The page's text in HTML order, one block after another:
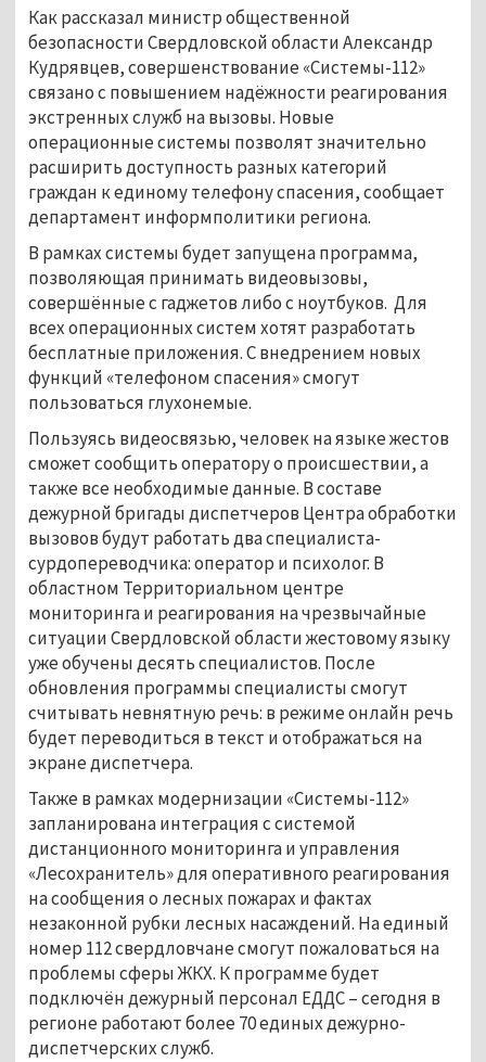
Как рассказал министр общественной
безопасности Свердловской области Александр
Кудрявцев, совершенствование «Системы-112»
связано с повышением надёжности реагирования
экстренных служб на вызовы. Новые
операционные системы позволят значительно
расширить доступность разных категорий
граждан к единому телефону спасения, сообщает
департамент информполитики региона.
В рамках системы будет запущена программа,
позволяющая принимать видеовызовы,
совершённые с гаджетов либо с ноутбуков. Для
всех операционных систем хотят разработать
бесплатные приложения. С внедрением новых
функций «телефоном спасения» смогут
пользоваться глухонемые.
Пользуясь видеосвязью, человек на языке жестов
сможет сообщить оператору о происшествии, а
также все необходимые данные. В составе
дежурной бригады диспетчеров Центра обработки
вызовов будут работать два специалиста-
сурдопереводчика: оператор и психолог. В
областном Территориальном центре
мониторинга и реагирования на чрезвычайные
ситуации Свердловской области жестовому языку
уже обучены десять специалистов. После
обновления программы специалисты смогут
считывать невнятную речь: в режиме онлайн речь
будет переводиться в текст и отображаться на
экране диспетчера.
Также в рамках модернизации «Системы-112»
запланирована интеграция с системой
дистанционного мониторинга и управления
«Лесохранитель» для оперативного реагирования
на сообщения о лесных пожарах и фактах
незаконной рубки лесных насаждений. На единый
номер 112 свердловчане смогут пожаловаться на
проблемы сферы ЖКХ. К программе будет
подключён дежурный персонал ЕДДС – сегодня в
регионе работают более 70 единых дежурно-
диспетчерских служб.